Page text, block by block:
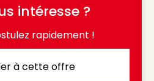
intéresse ?
rapidement !
Postuler à cette offre
à cette offre